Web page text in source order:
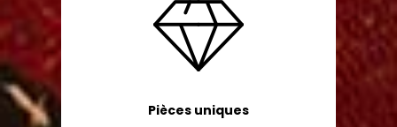
Pièces uniques